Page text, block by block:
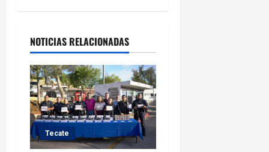
c
i
ó
n
d
NOTICIAS RELACIONADAS
Tecate